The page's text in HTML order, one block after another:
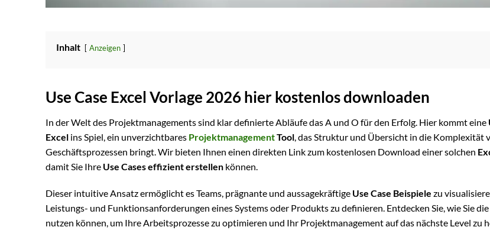
Inhalt Anzeigen
Use Case Excel Vorlage 2026 hier kostenlos downloaden
In der Welt des Projektmanagements sind klar definierte Abläufe das A und O für den Erfolg. Hier kommt eine
Excel ins Spiel, ein unverzichtbares ProjektmanagementTool , das Struktur und Übersicht in die Komplexität
Geschäftsprozessen bringt. Wir bieten Ihnen einen direkten Link zum kostenlosen Download einer solchen
damit Sie Ihre Use Cases effizient erstellen können.
Dieser intuitive Ansatz ermöglicht es Teams, prägnante und aussagekräftige Use Case Beispiele zu
Leistungs- und Funktionsanforderungen eines Systems oder Produkts zu definieren. Entdecken Sie, wie Sie
nutzen können, um Ihre Arbeitsprozesse zu optimieren und Ihr Projektmanagement auf das nächste Level zu